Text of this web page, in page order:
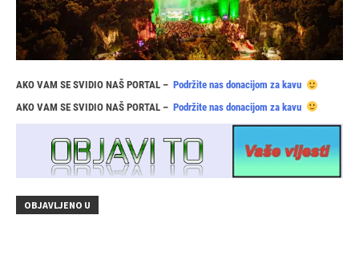
AKO VAM SE SVIDIO NAŠ PORTAL – Podržite nas donacijom za kavu
AKO VAM SE SVIDIO NAŠ PORTAL – Podržite nas donacijom za kavu
OBJAVLJENO U